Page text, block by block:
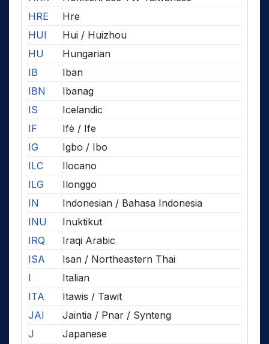
HRE
Hre
HUI
Hui / Huizhou
HU
Hungarian
IB
Iban
IBN
Ibanag
IS
Icelandic
IF
Ifè / Ife
IG
Igbo / Ibo
ILC
Ilocano
ILG
Ilonggo
IN
Indonesian / Bahasa Indonesia
INU
Inuktikut
IRQ
Iraqi Arabic
ISA
Isan / Northeastern Thai
I
Italian
ITA
Itawis / Tawit
JAI
Jaintia / Pnar / Synteng
J
Japanese